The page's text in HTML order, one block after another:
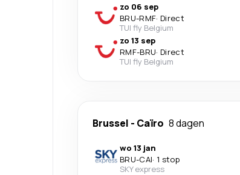
zo 06 sep
BRU-RMF· Direct
TUI fly Belgium
zo 13 sep
RMF-BRU· Direct
TUI fly Belgium
Brussel - Caïro 8 dagen
wo 13 jan
BRU-CAI· 1 stop
SKY express